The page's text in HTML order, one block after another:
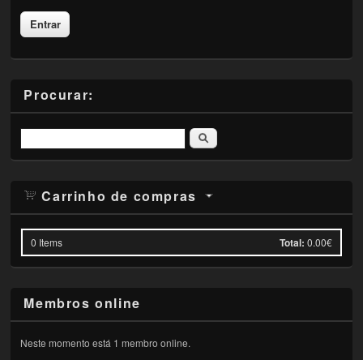
Procurar:
Pesquisar
Carrinho de compras
0 Items Total: 0.00€
Membros online
Neste momento está 1 membro online.